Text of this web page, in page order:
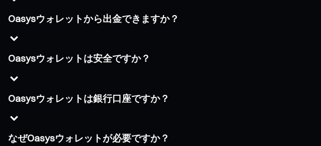
Oasysウォレットから出金できますか？
Oasysウォレットは安全ですか？
Oasysウォレットは銀行口座ですか？
なぜOasysウォレットが必要ですか？